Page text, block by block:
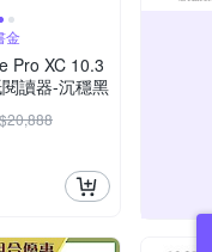
金
讀器-沉穩黑
$20,888